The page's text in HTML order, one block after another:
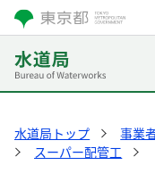
水道局トップ 事業
スーパー配管工